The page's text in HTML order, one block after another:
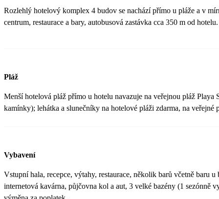
Rozlehlý hotelový komplex 4 budov se nachází přímo u pláže a v
centrum, restaurace a bary, autobusová zastávka cca 350 m od hotelu.
Pláž
Menší hotelová pláž přímo u hotelu navazuje na veřejnou pláž
kamínky); lehátka a slunečníky na hotelové pláži zdarma, na
Vybavení
Vstupní hala, recepce, výtahy, restaurace, několik barů včetně baru
internetová kavárna, půjčovna kol a aut, 3 velké bazény (1 sezónně